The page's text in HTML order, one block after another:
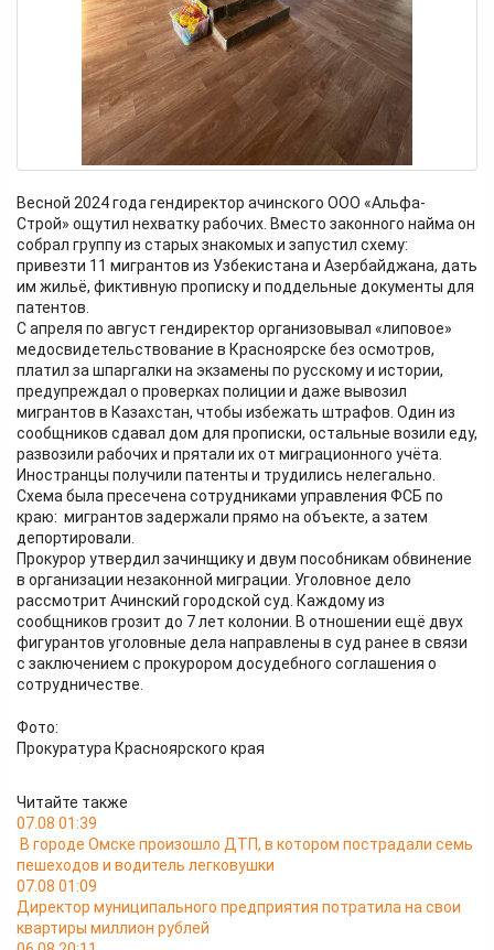
Весной 2024 года гендиректор ачинского ООО «Альфа-
Строй» ощутил нехватку рабочих. Вместо законного найма он
собрал группу из старых знакомых и запустил схему:
привезти 11 мигрантов из Узбекистана и Азербайджана, дать
им жильё, фиктивную прописку и поддельные документы для
патентов.​
С апреля по август гендиректор организовывал «липовое»
медосвидетельствование в Красноярске без осмотров,
платил за шпаргалки на экзамены по русскому и истории,
предупреждал о проверках полиции и даже вывозил
мигрантов в Казахстан, чтобы избежать штрафов. Один из
сообщников сдавал дом для прописки, остальные возили еду,
развозили рабочих и прятали их от миграционного учёта.
Иностранцы получили патенты и трудились нелегально.​
Схема была пресечена сотрудниками управления ФСБ по
краю: мигрантов задержали прямо на объекте, а затем
депортировали.
Прокурор утвердил зачинщику и двум пособникам обвинение
в организации незаконной миграции. Уголовное дело
рассмотрит Ачинский городской суд. Каждому из
сообщников грозит до 7 лет колонии. В отношении ещё двух
фигурантов уголовные дела направлены в суд ранее в связи
с заключением с прокурором досудебного соглашения о
сотрудничестве.
Фото:
Прокуратура Красноярского края
Читайте также
07.08 01:39
В городе Омске произошло ДТП, в котором пострадали семь
пешеходов и водитель легковушки
07.08 01:09
Директор муниципального предприятия потратила на свои
квартиры миллион рублей